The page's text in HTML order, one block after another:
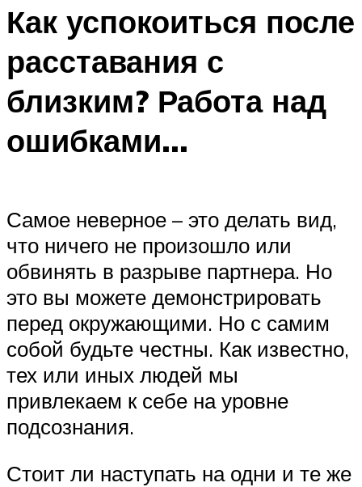
Как успокоиться после
расставания с
близким? Работа над
ошибками…
Самое неверное – это делать вид,
что ничего не произошло или
обвинять в разрыве партнера. Но
это вы можете демонстрировать
перед окружающими. Но с самим
собой будьте честны. Как известно,
тех или иных людей мы
привлекаем к себе на уровне
подсознания.
Стоит ли наступать на одни и те же